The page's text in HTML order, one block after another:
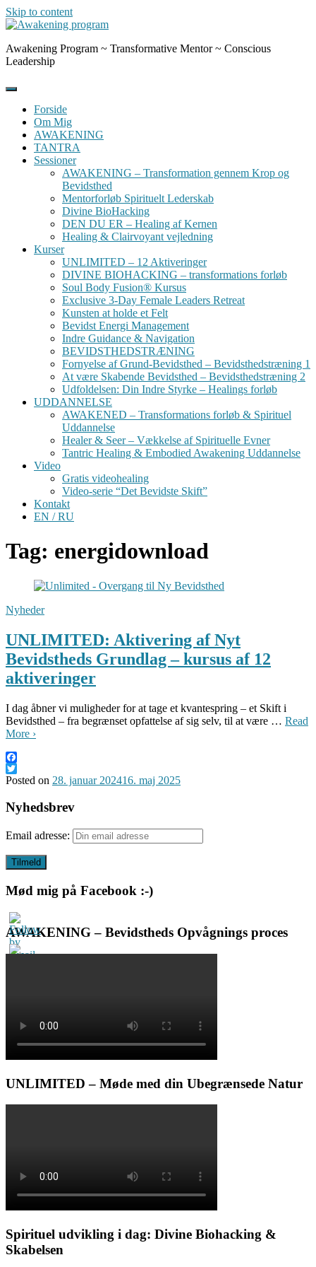
Skip to content
Awakening Program ~ Transformative Mentor ~ Conscious
Leadership
Forside
Om Mig
AWAKENING
TANTRA
Sessioner
AWAKENING – Transformation gennem Krop og
Bevidsthed
Mentorforløb Spirituelt Lederskab
Divine BioHacking
DEN DU ER – Healing af Kernen
Healing & Clairvoyant vejledning
Kurser
UNLIMITED – 12 Aktiveringer
DIVINE BIOHACKING – transformations forløb
Soul Body Fusion® Kursus
Exclusive 3-Day Female Leaders Retreat
Kunsten at holde et Felt
Bevidst Energi Management
Indre Guidance & Navigation
BEVIDSTHEDSTRÆNING
Fornyelse af Grund-Bevidsthed – Bevidsthedstræning 1
At være Skabende Bevidsthed – Bevidsthedstræning 2
Udfoldelsen: Din Indre Styrke – Healings forløb
UDDANNELSE
AWAKENED – Transformations forløb & Spirituel
Uddannelse
Healer & Seer – Vækkelse af Spirituelle Evner
Tantric Healing & Embodied Awakening Uddannelse
Video
Gratis videohealing
Video-serie “Det Bevidste Skift”
Kontakt
EN / RU
Tag: energidownload
Nyheder
UNLIMITED: Aktivering af Nyt
Bevidstheds Grundlag – kursus af 12
aktiveringer
I dag åbner vi muligheder for at tage et kvantespring – et Skift i
Bevidsthed – fra begrænset opfattelse af sig selv, til at være … Read
More ›
Facebook
Twitter
Posted on 28. januar 202416. maj 2025
Nyhedsbrev
Email adresse:
Mød mig på Facebook :-)
AWAKENING – Bevidstheds Opvågnings proces
UNLIMITED – Møde med din Ubegrænsede Natur
Spirituel udvikling i dag: Divine Biohacking &
Skabelsen